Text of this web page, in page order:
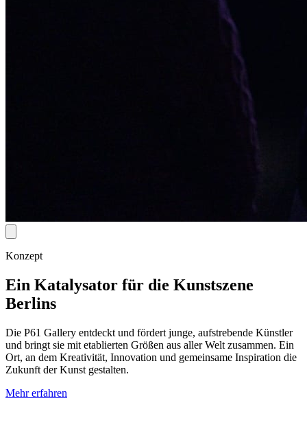
Konzept
Ein Katalysator für die Kunstszene
Berlins
Die P61 Gallery entdeckt und fördert junge, aufstrebende Künstler
und bringt sie mit etablierten Größen aus aller Welt zusammen. Ein
Ort, an dem Kreativität, Innovation und gemeinsame Inspiration die
Zukunft der Kunst gestalten.
Mehr erfahren